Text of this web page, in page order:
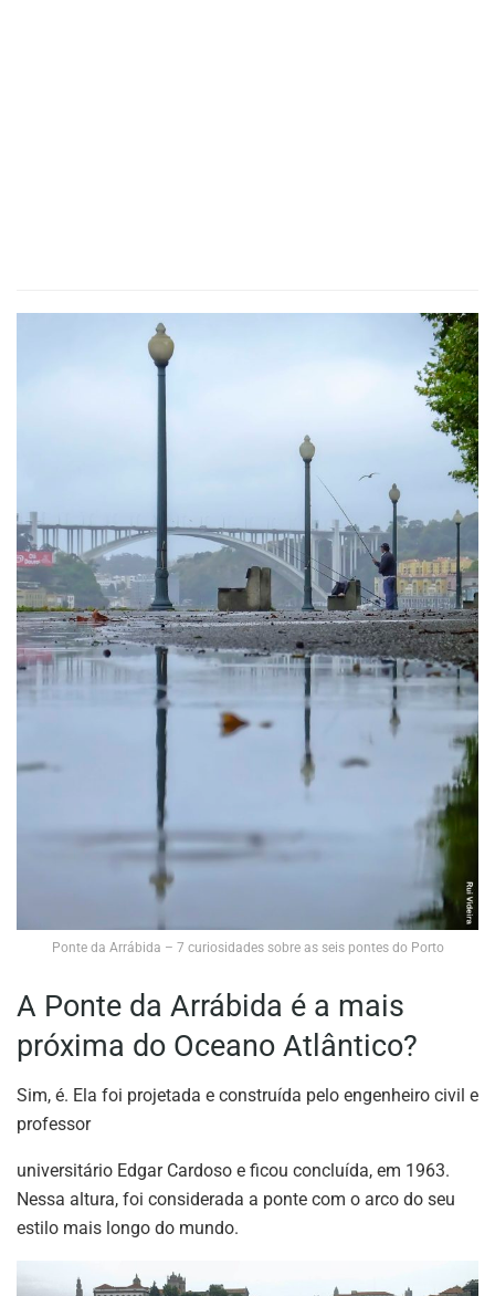
Ponte da Arrábida – 7 curiosidades sobre as seis pontes do Porto
A Ponte da Arrábida é a mais
próxima do Oceano Atlântico?
Sim, é. Ela foi projetada e construída pelo engenheiro civil e
professor
universitário Edgar Cardoso e ficou concluída, em 1963.
Nessa altura, foi considerada a ponte com o arco do seu
estilo mais longo do mundo.